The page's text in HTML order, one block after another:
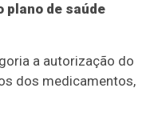
plano de saúde
a autorização do
dos medicamentos,